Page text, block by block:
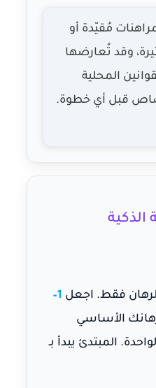
مُقيّدة أو
وقد تُعارضها
المحلية
قبل أي خطوة.
الذكية
فقط. اجعل
1–
الأساسي
المبتدئ يبدأ بـ